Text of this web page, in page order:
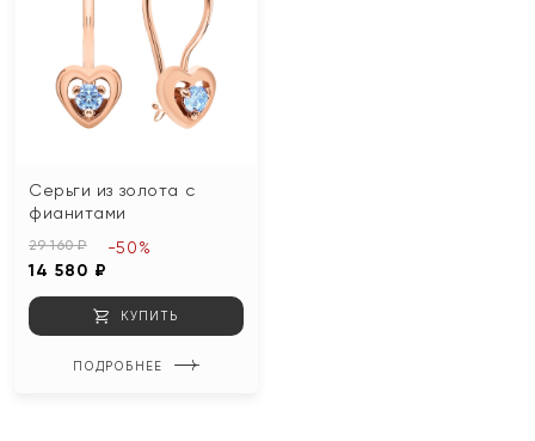
Серьги из золота с
фианитами
29 160 ₽
14 580 ₽
-50%
КУПИТЬ
ПОДРОБНЕЕ